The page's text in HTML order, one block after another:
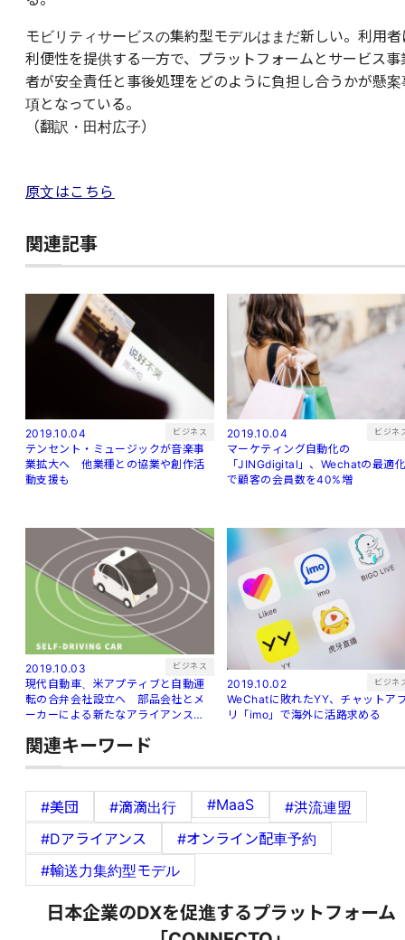
モビリティサービスの集約型モデルはまだ新しい。利用者
利便性を提供する一方で、プラットフォームとサービス事
者が安全責任と事後処理をどのように負担し合うかが懸案
項となっている。
（翻訳・田村広子）
原文はこちら
関連記事
2019.10.04 ビジネス
テンセント・ミュージックが音楽事
業拡大へ 他業種との協業や創作活
動支援も
2019.10.04 ビジネ
マーケティング自動化の
「JINGdigital」、Wechatの最適
で顧客の会員数を40%増
2019.10.03 ビジネス
現代自動車、米アプティブと自動運
転の合弁会社設立へ 部品会社とメ
ーカーによる新たなアライアンス誕
2019.10.02 ビジネ
WeChatに敗れたYY、チャットア
リ「imo」で海外に活路求める
関連キーワード
#美団 #滴滴出行 #MaaS
#洪流連盟
#Dアライアンス
#オンライン配車予約
#輸送力集約型モデル
日本企業のDXを促進するプラットフォーム